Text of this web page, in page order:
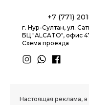
+7 (771)
г. Нур-Султан, ул.
БЦ "ALCATO", офис
Схема проезда
Настоящая реклама, в